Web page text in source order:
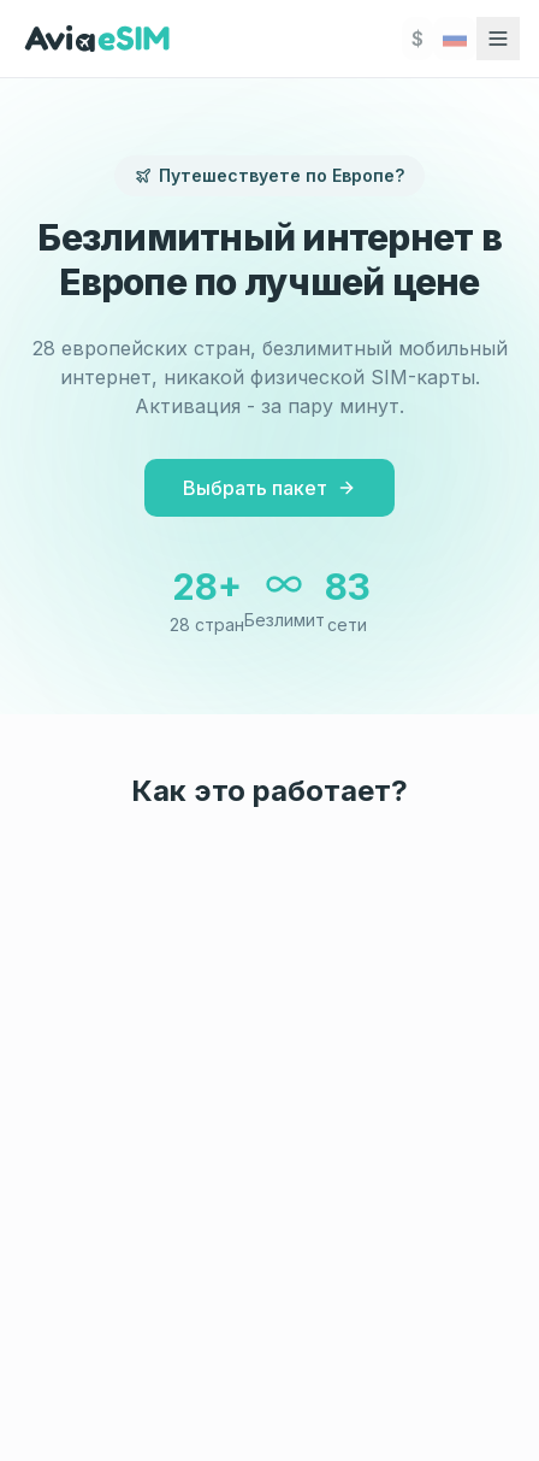
$
Путешествуете по Европе?
Безлимитный интернет в
Европе по лучшей цене
28 европейских стран, безлимитный мобильный
интернет, никакой физической SIM-карты.
Активация - за пару минут.
Выбрать пакет
28+
28 странБезлимит
83
сети
Как это работает?